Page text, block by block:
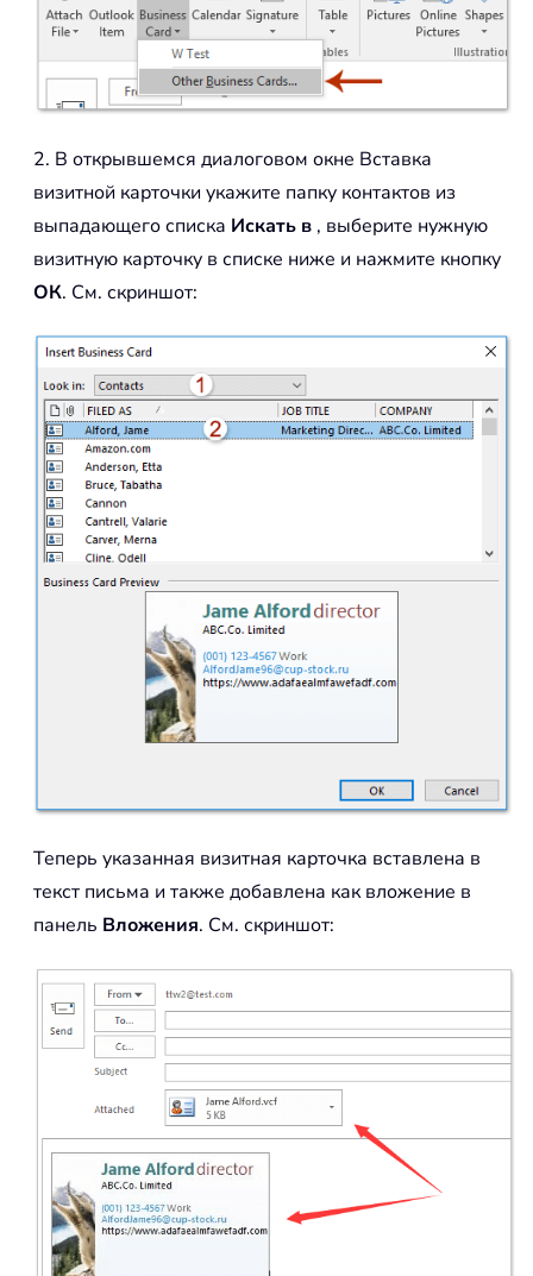
2. В открывшемся диалоговом окне Вставка
визитной карточки укажите папку контактов из
выпадающего списка Искать в , выберите нужную
визитную карточку в списке ниже и нажмите кнопку
ОК. См. скриншот:
Теперь указанная визитная карточка вставлена в
текст письма и также добавлена как вложение в
панель Вложения. См. скриншот: